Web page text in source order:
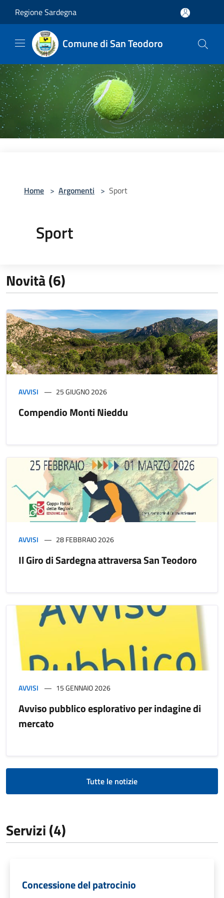
Regione Sardegna
Comune di San Teodoro
Home > Argomenti > Sport
Sport
Novità (6)
AVVISI 25 GIUGNO 2026
Compendio Monti Nieddu
AVVISI 28 FEBBRAIO 2026
Il Giro di Sardegna attraversa San Teodoro
AVVISI 15 GENNAIO 2026
Avviso pubblico esplorativo per indagine di
mercato
Tutte le notizie
Servizi (4)
Concessione del patrocinio